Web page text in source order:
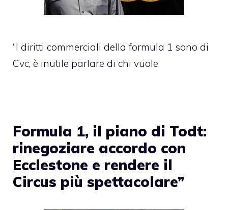
“I diritti commerciali della formula 1 sono di
Cvc, è inutile parlare di chi vuole
Formula 1, il piano di Todt:
rinegoziare accordo con
Ecclestone e rendere il
Circus più spettacolare”